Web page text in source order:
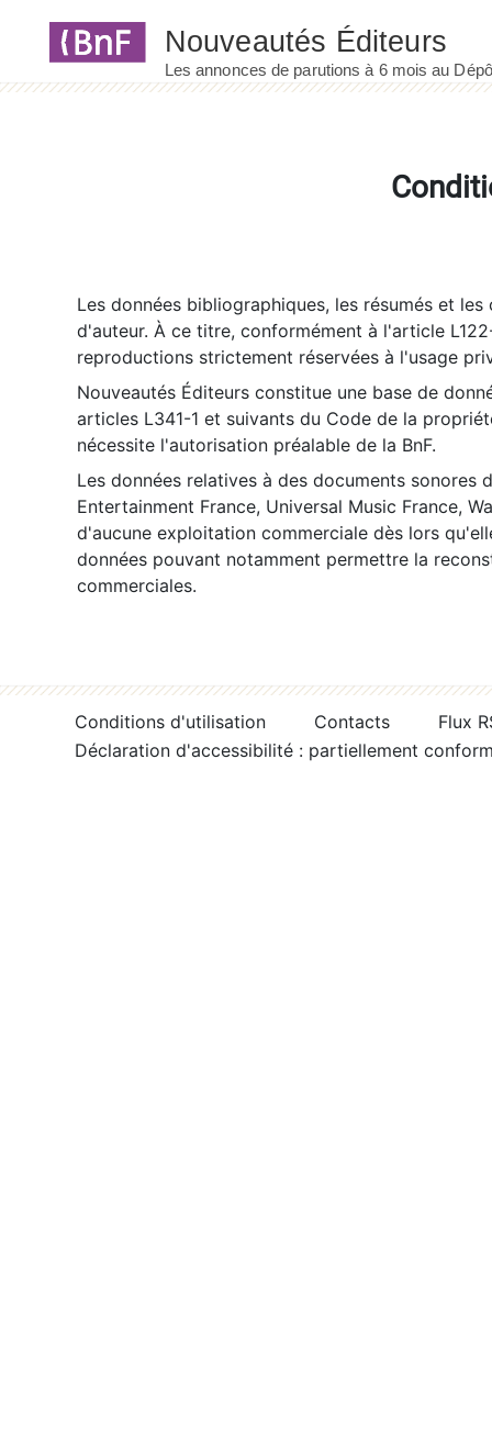
Les données bibliographiques, les résumés et
d'auteur. À ce titre, conformément à l'article
reproductions strictement réservées à l'usage
Nouveautés Éditeurs constitue une base de
articles L341-1 et suivants du Code de la
nécessite l'autorisation préalable de la BnF.
Les données relatives à des documents sonores
Entertainment France, Universal Music France,
d'aucune exploitation commerciale dès lors
données pouvant notamment permettre la
commerciales.
Conditions d'utilisation Contacts
Flux
Déclaration d'accessibilité : partiellement